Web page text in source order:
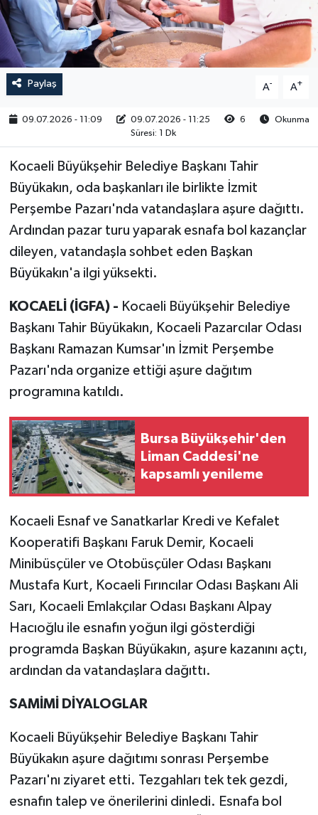
Paylaş A- A+
09.07.2026 - 11:09 09.07.2026 - 11:25 6
Okunma
Süresi: 1 Dk
Kocaeli Büyükşehir Belediye Başkanı Tahir
Büyükakın, oda başkanları ile birlikte İzmit
Perşembe Pazarı'nda vatandaşlara aşure dağıttı.
Ardından pazar turu yaparak esnafa bol kazançlar
dileyen, vatandaşla sohbet eden Başkan
Büyükakın'a ilgi yüksekti.
KOCAELİ (İGFA) - Kocaeli Büyükşehir Belediye
Başkanı Tahir Büyükakın, Kocaeli Pazarcılar Odası
Başkanı Ramazan Kumsar'ın İzmit Perşembe
Pazarı'nda organize ettiği aşure dağıtım
programına katıldı.
Bursa Büyükşehir'den
Liman Caddesi'ne
kapsamlı yenileme
Kocaeli Esnaf ve Sanatkarlar Kredi ve Kefalet
Kooperatifi Başkanı Faruk Demir, Kocaeli
Minibüsçüler ve Otobüsçüler Odası Başkanı
Mustafa Kurt, Kocaeli Fırıncılar Odası Başkanı Ali
Sarı, Kocaeli Emlakçılar Odası Başkanı Alpay
Hacıoğlu ile esnafın yoğun ilgi gösterdiği
programda Başkan Büyükakın, aşure kazanını açtı,
ardından da vatandaşlara dağıttı.
SAMİMİ DİYALOGLAR
Kocaeli Büyükşehir Belediye Başkanı Tahir
Büyükakın aşure dağıtımı sonrası Perşembe
Pazarı'nı ziyaret etti. Tezgahları tek tek gezdi,
esnafın talep ve önerilerini dinledi. Esnafa bol
RESMİ İLAN